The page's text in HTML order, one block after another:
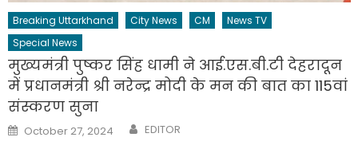
Breaking Uttarkhand City News CM
News TV
Special News
मुख्यमंत्री पुष्कर सिंह धामी ने आई.एस.बी.टी देहरादून
में प्रधानमंत्री श्री नरेन्द्र मोदी के मन की बात का 115वां
संस्करण सुना
Posted
on
October 27, 2024 Author
EDITOR